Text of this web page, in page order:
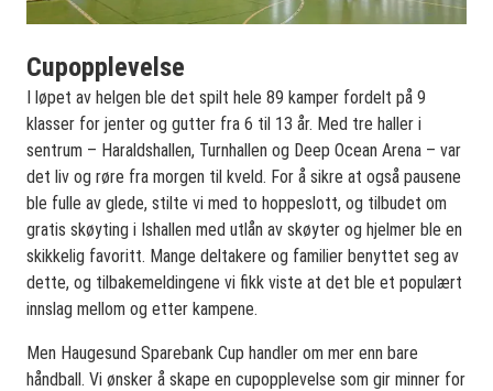
Cupopplevelse
I løpet av helgen ble det spilt hele 89 kamper fordelt på 9
klasser for jenter og gutter fra 6 til 13 år. Med tre haller i
sentrum – Haraldshallen, Turnhallen og Deep Ocean Arena – var
det liv og røre fra morgen til kveld. For å sikre at også pausene
ble fulle av glede, stilte vi med to hoppeslott, og tilbudet om
gratis skøyting i Ishallen med utlån av skøyter og hjelmer ble en
skikkelig favoritt. Mange deltakere og familier benyttet seg av
dette, og tilbakemeldingene vi fikk viste at det ble et populært
innslag mellom og etter kampene.
Men Haugesund Sparebank Cup handler om mer enn bare
håndball. Vi ønsker å skape en cupopplevelse som gir minner for